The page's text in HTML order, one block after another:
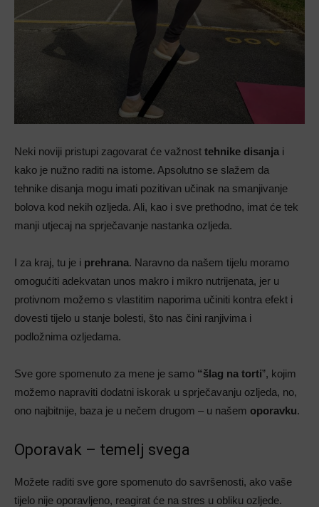
Neki noviji pristupi zagovarat će važnost tehnike disanja i
kako je nužno raditi na istome. Apsolutno se slažem da
tehnike disanja mogu imati pozitivan učinak na smanjivanje
bolova kod nekih ozljeda. Ali, kao i sve prethodno, imat će tek
manji utjecaj na sprječavanje nastanka ozljeda.
I za kraj, tu je i prehrana. Naravno da našem tijelu moramo
omogućiti adekvatan unos makro i mikro nutrijenata, jer u
protivnom možemo s vlastitim naporima učiniti kontra efekt i
dovesti tijelo u stanje bolesti, što nas čini ranjivima i
podložnima ozljedama.
Sve gore spomenuto za mene je samo “šlag na torti”, kojim
možemo napraviti dodatni iskorak u sprječavanju ozljeda, no,
ono najbitnije, baza je u nečem drugom – u našem oporavku.
Oporavak – temelj svega
Možete raditi sve gore spomenuto do savršenosti, ako vaše
tijelo nije oporavljeno, reagirat će na stres u obliku ozljede.